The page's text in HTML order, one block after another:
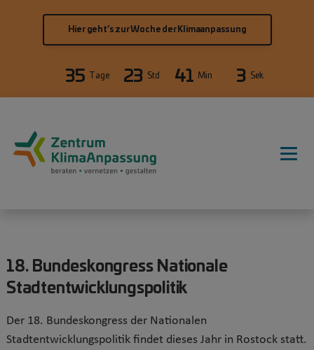
Hier geht’s zur Woche der Klimaanpassung
35 Tage 23 Std 41 Min 3 Sek
18. Bundeskongress Nationale
Stadtentwicklungspolitik
Der 18. Bundeskongress der Nationalen
Stadtentwicklungspolitik findet dieses Jahr in Rostock statt.